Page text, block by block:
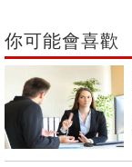
你可能會喜歡